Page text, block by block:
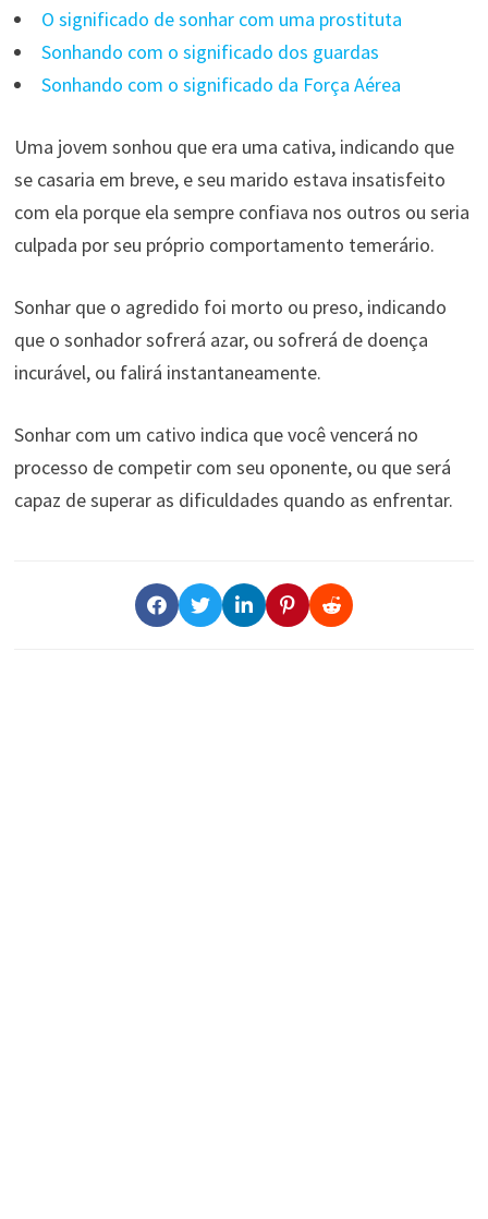
O significado de sonhar com uma prostituta
Sonhando com o significado dos guardas
Sonhando com o significado da Força Aérea
Uma jovem sonhou que era uma cativa, indicando que
se casaria em breve, e seu marido estava insatisfeito
com ela porque ela sempre confiava nos outros ou seria
culpada por seu próprio comportamento temerário.
Sonhar que o agredido foi morto ou preso, indicando
que o sonhador sofrerá azar, ou sofrerá de doença
incurável, ou falirá instantaneamente.
Sonhar com um cativo indica que você vencerá no
processo de competir com seu oponente, ou que será
capaz de superar as dificuldades quando as enfrentar.